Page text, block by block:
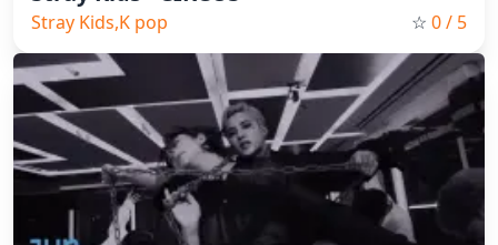
Stray Kids,K pop ☆ 0/ 5